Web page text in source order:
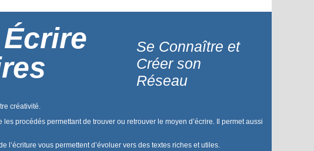
Se Connaître et
Créer son
Réseau
créativité.
procédés permettant de trouver ou retrouver le moyen d’écrire. Il permet aussi
l’écriture vous permettent d’évoluer vers des textes riches et utiles.